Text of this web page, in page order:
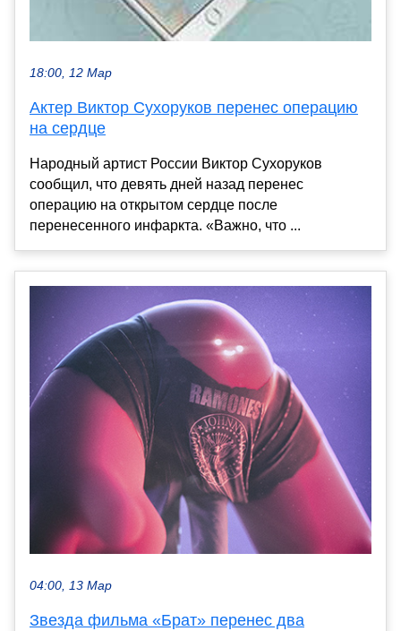
18:00, 12 Мар
Актер Виктор Сухоруков перенес операцию
на сердце
Народный артист России Виктор Сухоруков
сообщил, что девять дней назад перенес
операцию на открытом сердце после
перенесенного инфаркта. «Важно, что ...
04:00, 13 Мар
Звезда фильма «Брат» перенес два